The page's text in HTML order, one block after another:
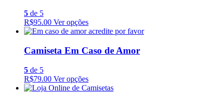
5 de 5
R$95.00 Ver opções
Camiseta Em Caso de Amor
5 de 5
R$79.00 Ver opções